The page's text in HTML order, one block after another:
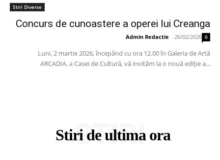
Stiri Diverse
Concurs de cunoastere a operei lui Creanga
Admin Redactie - 26/02/2026 0
Luni, 2 martie 2026, începând cu ora 12.00 în Galeria de Artă
ARCADIA, a Casei de Cultură, vă invităm la o nouă ediție a...
Stiri de ultima ora
STIRI